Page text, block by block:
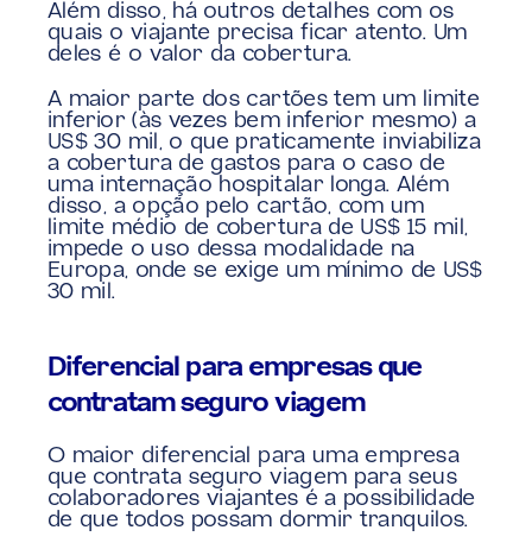
Além disso, há outros detalhes com os
quais o viajante precisa ficar atento. Um
deles é o valor da cobertura.
A maior parte dos cartões tem um limite
inferior (às vezes bem inferior mesmo) a
US$ 30 mil, o que praticamente inviabiliza
a cobertura de gastos para o caso de
uma internação hospitalar longa. Além
disso, a opção pelo cartão, com um
limite médio de cobertura de US$ 15 mil,
impede o uso dessa modalidade na
Europa, onde se exige um mínimo de US$
30 mil.
Diferencial para empresas que
contratam seguro viagem
O maior diferencial para uma empresa
que contrata seguro viagem para seus
colaboradores viajantes é a possibilidade
de que todos possam dormir tranquilos.